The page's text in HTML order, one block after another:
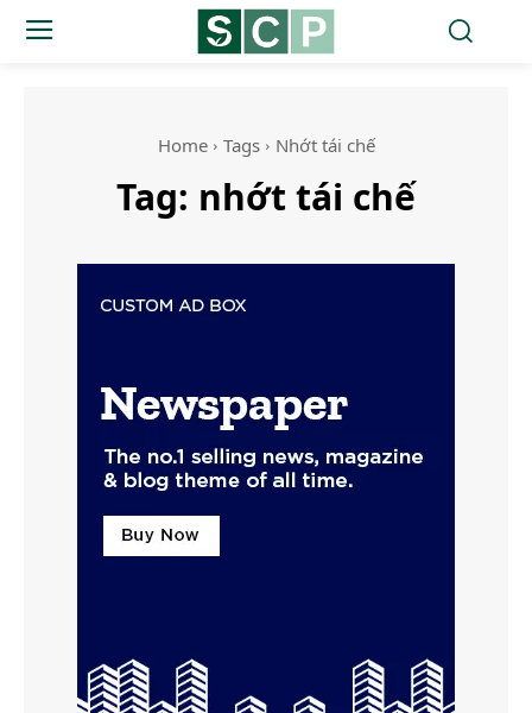
Home Tags Nhớt tái chế
Tag: nhớt tái chế